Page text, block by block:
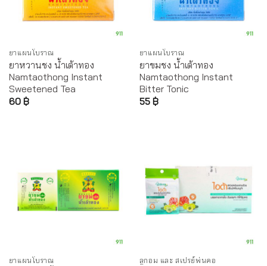
ยาแผนโบราณ
ยาหวานชง น้ำเต้าทอง
Namtaothong Instant
Sweetened Tea
60 ฿
ยาแผนโบราณ
ยาขมชง น้ำเต้าทอง
Namtaothong Instant
Bitter Tonic
55 ฿
ยาแผนโบราณ ลูกอม และ สเปรย์พ่นคอ